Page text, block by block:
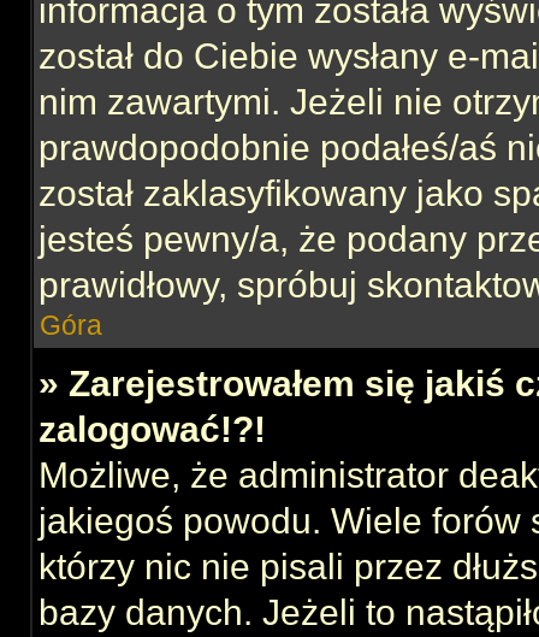
informacja o tym została
został do Ciebie wysłany e-
nim zawartymi. Jeżeli nie
prawdopodobnie podałeś/aś
został zaklasyfikowany jako
jesteś pewny/a, że podany
prawidłowy, spróbuj
Góra
» Zarejestrowałem się jakiś
zalogować!?!
Możliwe, że administrator
jakiegoś powodu. Wiele forów
którzy nic nie pisali przez
bazy danych. Jeżeli to